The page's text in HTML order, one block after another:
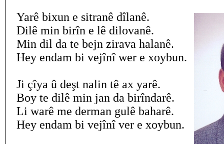
Yarê bixun e sitranê dîlanê.
Dilê min birîn e lê dilovanê.
Min dil da te bejn zirava halanê.
Hey endam bi vejînî wer e xoybun.
Ji çîya û deşt nalin tê ax yarê.
Boy te dilê min jan da birîndarê.
Li warê me derman gulê baharê.
Hey endam bi vejînî ver e xoybun.